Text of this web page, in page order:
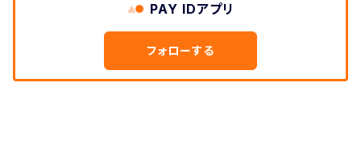
PAY IDアプリ
フォローする